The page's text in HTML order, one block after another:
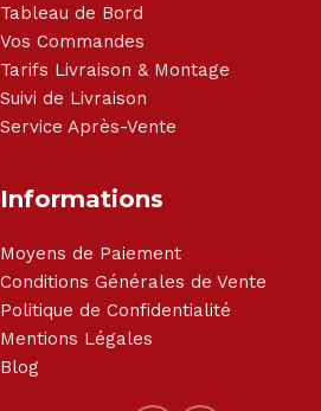
Tableau de Bord
Vos Commandes
Tarifs Livraison & Montage
Suivi de Livraison
Service Après-Vente
Informations
Moyens de Paiement
Conditions Générales de Vente
Politique de Confidentialité
Mentions Légales
Blog